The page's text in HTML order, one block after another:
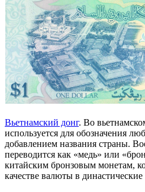
Вьетнамский донг. Во
используется для обозначения
добавлением названия страны.
переводится как «медь» или
китайским бронзовым монетам,
качестве валюты в